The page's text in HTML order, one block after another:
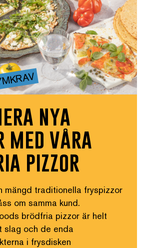
nya
med våra
pizzor
mängd traditionella fryspizzor
om samma kund.
brödfria pizzor är helt
slag och de enda
i frysdisken